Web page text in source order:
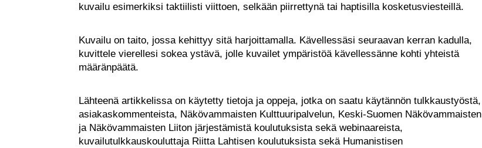
kuvailu esimerkiksi taktiilisti viittoen, selkään piirrettynä tai haptisilla kosketusviesteillä.
Kuvailu on taito, jossa kehittyy sitä harjoittamalla. Kävellessäsi seuraavan kerran kadulla,
kuvittele vierellesi sokea ystävä, jolle kuvailet ympäristöä kävellessänne kohti yhteistä
määränpäätä.
Lähteenä artikkelissa on käytetty tietoja ja oppeja, jotka on saatu käytännön tulkkaustyöstä,
asiakaskommenteista, Näkövammaisten Kulttuuripalvelun, Keski-Suomen Näkövammaisten
ja Näkövammaisten Liiton järjestämistä koulutuksista sekä webinaareista,
kuvailutulkkauskouluttaja Riitta Lahtisen koulutuksista sekä Humanistisen